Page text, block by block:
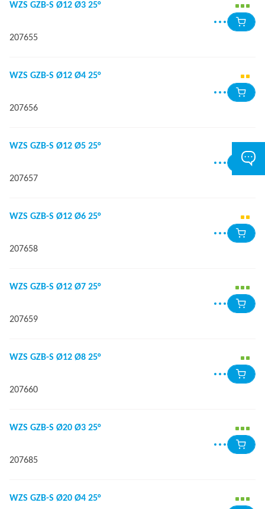
WZS GZB-S Ø12 Ø3 25°
207655
WZS GZB-S Ø12 Ø4 25°
207656
WZS GZB-S Ø12 Ø5 25°
207657
WZS GZB-S Ø12 Ø6 25°
207658
WZS GZB-S Ø12 Ø7 25°
207659
WZS GZB-S Ø12 Ø8 25°
207660
WZS GZB-S Ø20 Ø3 25°
207685
WZS GZB-S Ø20 Ø4 25°